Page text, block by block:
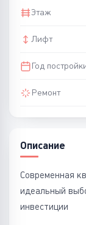
Этаж
Лифт
Год
Ремонт
Описание
Современная
идеальный
инвестиции